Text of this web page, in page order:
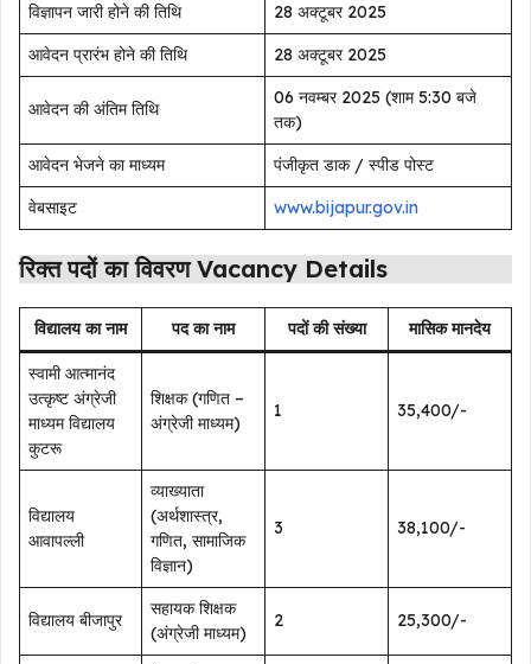
विज्ञापन जारी होने की तिथि
28 अक्टूबर 2025
आवेदन प्रारंभ होने की तिथि
28 अक्टूबर 2025
आवेदन की अंतिम तिथि
06 नवम्बर 2025 (शाम 5:30 बजे
तक)
आवेदन भेजने का माध्यम
पंजीकृत डाक / स्पीड पोस्ट
वेबसाइट
www.bijapur.gov.in
रिक्त पदों का विवरण Vacancy Details
विद्यालय का नाम पद का नाम पदों की संख्या मासिक मानदेय
स्वामी आत्मानंद
उत्कृष्ट अंग्रेजी
माध्यम विद्यालय
कुटरू
शिक्षक (गणित –
अंग्रेजी माध्यम)
1 ₹35,400/-
विद्यालय
आवापल्ली
व्याख्याता
(अर्थशास्त्र,
गणित, सामाजिक
विज्ञान)
3 ₹38,100/-
विद्यालय बीजापुर
सहायक शिक्षक
(अंग्रेजी माध्यम)
2 ₹25,300/-